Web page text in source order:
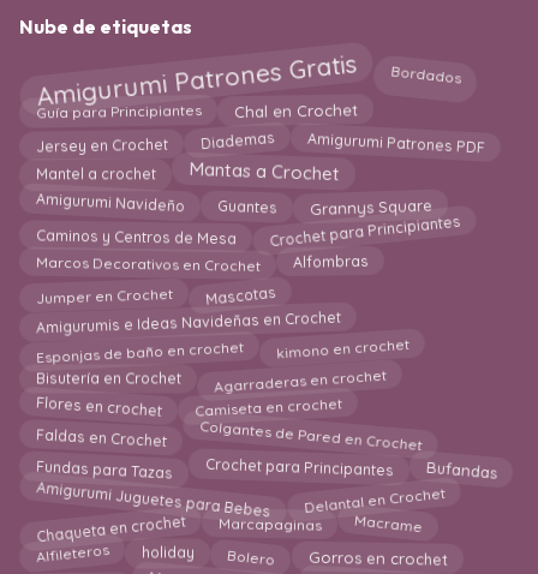
Nube de etiquetas
Amigurumi Patrones Gratis Bordados
Guía para Principiantes Chal en Crochet
Jersey en Crochet Diademas Amigurumi Patrones PDF
Mantel a crochet Mantas a Crochet
Amigurumi Navideño Guantes Grannys Square
Caminos y Centros de Mesa Crochet para Principiantes
Marcos Decorativos en Crochet Alfombras
Jumper en Crochet Mascotas
Amigurumis e Ideas Navideñas en Crochet
Esponjas de baño en crochet kimono en crochet
Bisutería en Crochet Agarraderas en crochet
Flores en crochet Camiseta en crochet
Faldas en Crochet Colgantes de Pared en Crochet
Fundas para Tazas Crochet para Principantes Bufandas
Amigurumi Juguetes para Bebes Delantal en Crochet
Chaqueta en crochet Marcapaginas Macrame
Alfileteros holiday Bolero Gorros en crochet